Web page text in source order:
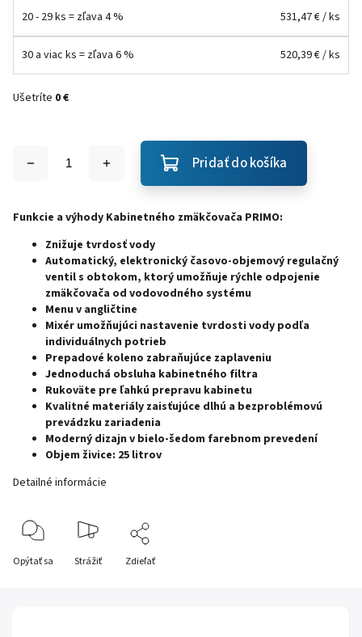
20 - 29 ks = zľava 4 % 531,47 €/ ks
30 a viac ks = zľava 6 % 520,39 €/ ks
Ušetríte 0 €
Pridať do košíka
Funkcie a výhody Kabinetného zmäkčovača PRIMO:
Znižuje tvrdosť vody
Automatický, elektronický časovo-objemový regulačný
ventil s obtokom, ktorý umožňuje rýchle odpojenie
zmäkčovača od vodovodného systému
Menu v angličtine
Mixér umožňujúci nastavenie tvrdosti vody podľa
individuálnych potrieb
Prepadové koleno zabraňujúce zaplaveniu
Jednoduchá obsluha kabinetného filtra
Rukoväte pre ľahkú prepravu kabinetu
Kvalitné materiály zaisťujúce dlhú a bezproblémovú
prevádzku zariadenia
Moderný dizajn v bielo-šedom farebnom prevedení
Objem živice: 25 litrov
Detailné informácie
Opýtať sa Strážiť Zdieľať